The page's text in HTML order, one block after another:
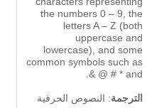
the numbers 0 – 9, the
letters A – Z (both
uppercase and
lowercase), and some
common symbols such as
@ # * and &.
الترجمة: النصوص الحرفية